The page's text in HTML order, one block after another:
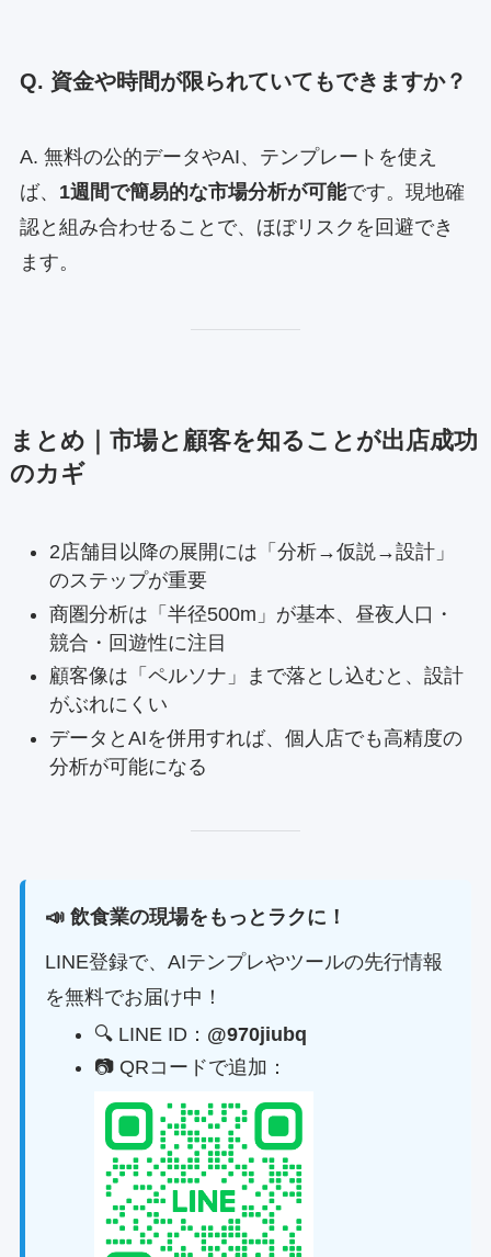
Q. 資金や時間が限られていてもできますか？
A. 無料の公的データやAI、テンプレートを使え
ば、 1週間で簡易的な市場分析が可能です。現地確
認と組み合わせることで、ほぼリスクを回避でき
ます。
まとめ｜市場と顧客を知ることが出店成功
のカギ
2店舗目以降の展開には「分析→仮説→設計」
のステップが重要
商圏分析は「半径500m」が基本、昼夜人口・
競合・回遊性に注目
顧客像は「ペルソナ」まで落とし込むと、設計
がぶれにくい
データとAIを併用すれば、個人店でも高精度の
分析が可能になる
📣 飲食業の現場をもっとラクに！
LINE登録で、AIテンプレやツールの先行情報
を無料でお届け中！
🔍 LINE ID： @970jiubq
📷 QRコードで追加：